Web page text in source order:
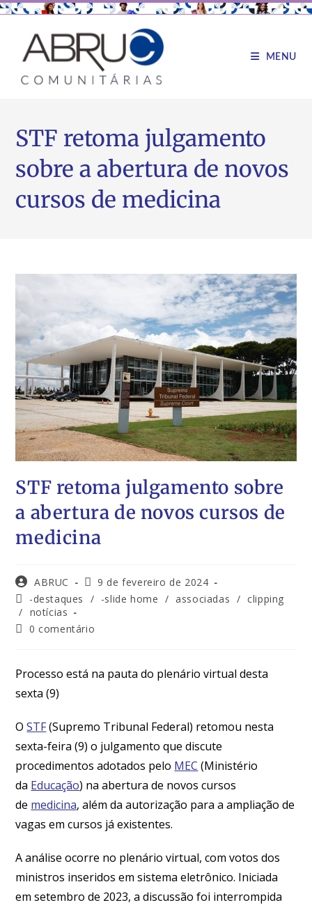
MENU
STF retoma julgamento
sobre a abertura de novos
cursos de medicina
STF retoma julgamento sobre
a abertura de novos cursos de
medicina
ABRUC
9 de fevereiro de 2024
-destaques
/ -slide home / associadas / clipping
/ notícias
0 comentário
Processo está na pauta do plenário virtual desta
sexta (9)
OSTF(Supremo Tribunal Federal) retomou nesta
sexta-feira (9) o julgamento que discute
procedimentos adotados pelo MEC (Ministério
da Educação) na abertura de novos cursos
de medicina, além da autorização para a ampliação de
vagas em cursos já existentes.
A análise ocorre no plenário virtual, com votos dos
ministros inseridos em sistema eletrônico. Iniciada
em setembro de 2023, a discussão foi interrompida